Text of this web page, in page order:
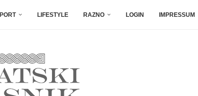
LIFESTYLE RAZNO LOGIN IMPRESSUM